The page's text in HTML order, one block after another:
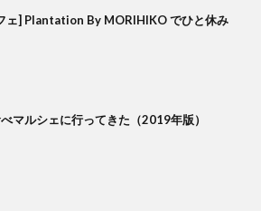
ェ] Plantation By MORIHIKO でひと休み
マルシェに行ってきた（2019年版）